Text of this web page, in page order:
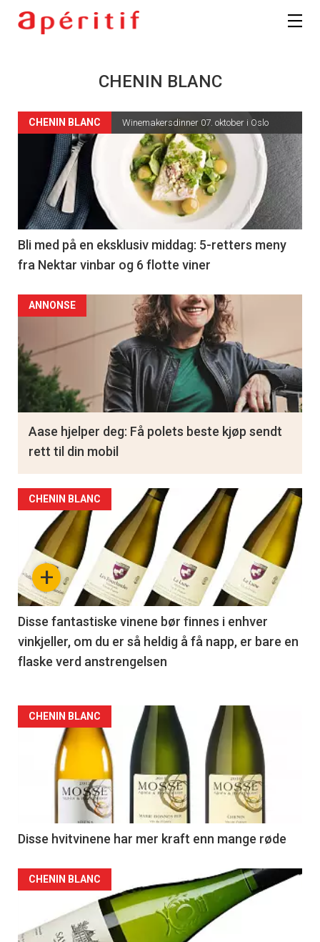
CHENIN BLANC
CHENIN BLANC Winemakersdinner 07. oktober i Oslo
Bli med på en eksklusiv middag: 5-retters meny
fra Nektar vinbar og 6 flotte viner
+
CHENIN BLANC
Disse fantastiske vinene bør finnes i enhver
vinkjeller, om du er så heldig å få napp, er bare en
flaske verd anstrengelsen
CHENIN BLANC
Disse hvitvinene har mer kraft enn mange røde
CHENIN BLANC
ANNONSE
Aase hjelper deg: Få polets beste kjøp sendt
rett til din mobil